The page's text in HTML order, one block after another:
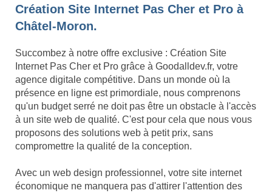
Création Site Internet Pas Cher et Pro à
Châtel-Moron.
Succombez à notre offre exclusive : Création Site
Internet Pas Cher et Pro grâce à Goodalldev.fr, votre
agence digitale compétitive. Dans un monde où la
présence en ligne est primordiale, nous comprenons
qu'un budget serré ne doit pas être un obstacle à l'accès
à un site web de qualité. C'est pour cela que nous vous
proposons des solutions web à petit prix, sans
compromettre la qualité de la conception.
Avec un web design professionnel, votre site internet
économique ne manquera pas d'attirer l'attention des